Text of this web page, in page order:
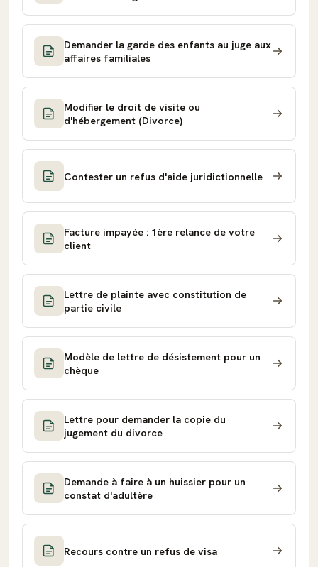
Demander la garde des enfants au juge aux
affaires familiales
Modifier le droit de visite ou
d'hébergement (Divorce)
Contester un refus d'aide juridictionnelle
Facture impayée : 1ère relance de votre
client
Lettre de plainte avec constitution de
partie civile
Modèle de lettre de désistement pour un
chèque
Lettre pour demander la copie du
jugement du divorce
Demande à faire à un huissier pour un
constat d'adultère
Recours contre un refus de visa